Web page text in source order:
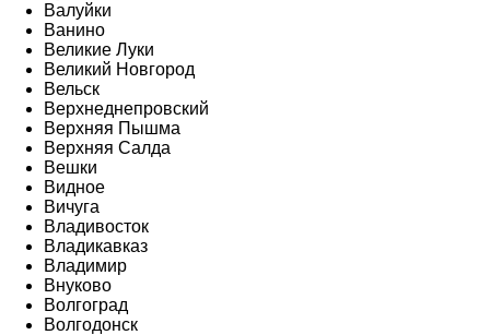
Валуйки
Ванино
Великие Луки
Великий Новгород
Вельск
Верхнеднепровский
Верхняя Пышма
Верхняя Салда
Вешки
Видное
Вичуга
Владивосток
Владикавказ
Владимир
Внуково
Волгоград
Волгодонск